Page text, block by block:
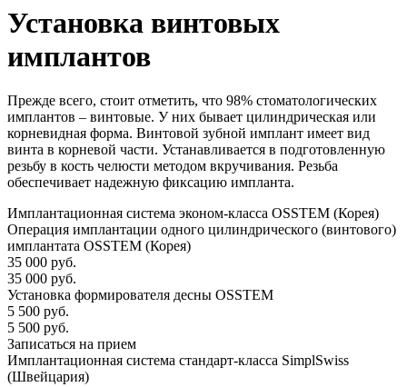
Установка винтовых
имплантов
Прежде всего, стоит отметить, что 98% стоматологических
имплантов – винтовые. У них бывает цилиндрическая или
корневидная форма. Винтовой зубной имплант имеет вид
винта в корневой части. Устанавливается в подготовленную
резьбу в кость челюсти методом вкручивания. Резьба
обеспечивает надежную фиксацию импланта.
Имплантационная система эконом-класса OSSTEM (Корея)
Операция имплантации одного цилиндрического (винтового)
имплантата OSSTEM (Корея)
35 000 руб.
35 000 руб.
Установка формирователя десны OSSTEM
5 500 руб.
5 500 руб.
Записаться на прием
Имплантационная система стандарт-класса SimplSwiss
(Швейцария)